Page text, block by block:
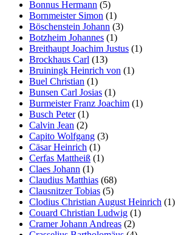
Bonnus Hermann (5)
Bornmeister Simon (1)
Böschenstein Johann (3)
Botzheim Johannes (1)
Breithaupt Joachim Justus (1)
Brockhaus Carl (13)
Bruiningk Heinrich von (1)
Buel Christian (1)
Bunsen Carl Josias (1)
Burmeister Franz Joachim (1)
Busch Peter(1)
Calvin Jean (2)
Capito Wolfgang (3)
Cäsar Heinrich (1)
Cerfas Mattheiß (1)
Claes Johann (1)
Claudius Matthias (68)
Clausnitzer Tobias (5)
Clodius Christian August Heinrich (1)
Couard Christian Ludwig (1)
Cramer Johann Andreas (2)